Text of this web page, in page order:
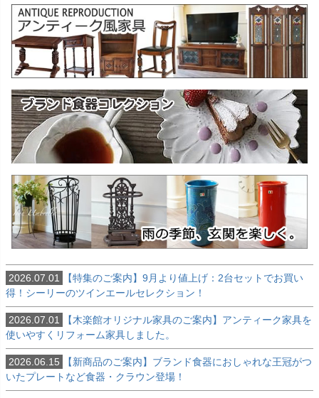
2026.07.01
【特集のご案内】9月より値上げ：2台セットでお買い
得！シーリーのツインエールセレクション！
2026.07.01
【木楽館オリジナル家具のご案内】アンティーク家具を
使いやすくリフォーム家具しました。
2026.06.15
【新商品のご案内】ブランド食器におしゃれな王冠がつ
いたプレートなど食器・クラウン登場！